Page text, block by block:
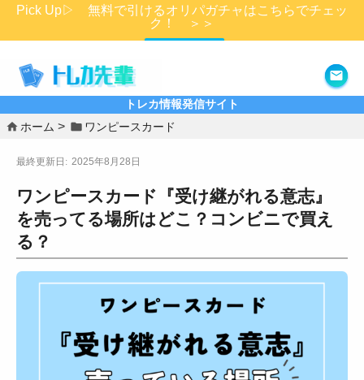
Pick Up▷ 無料で引けるオリパガチャはこちらでチェッ
ク！ ＞＞
トレカ情報発信サイト
ホーム ワンピースカード
2025年8月28日
ワンピースカード『受け継がれる意志』
を売ってる場所はどこ？コンビニで買え
る？